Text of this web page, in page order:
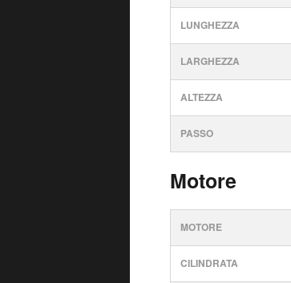
LUNGHEZZA
LARGHEZZA
ALTEZZA
PASSO
Motore
MOTORE
CILINDRATA